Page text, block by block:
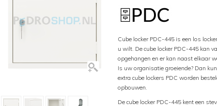
Cube locker PDC-445 is een los
u wilt. De cube locker PDC-445 kan
opgehangen en er kan naast elkaar
Is uw organisatie groeiende? Dan
extra cube lockers PDC worden
opbouwen.
De cube locker PDC-445 kent een